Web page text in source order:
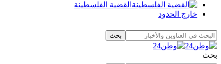
القضية الفلسطينة
خارج الحدود
بحث